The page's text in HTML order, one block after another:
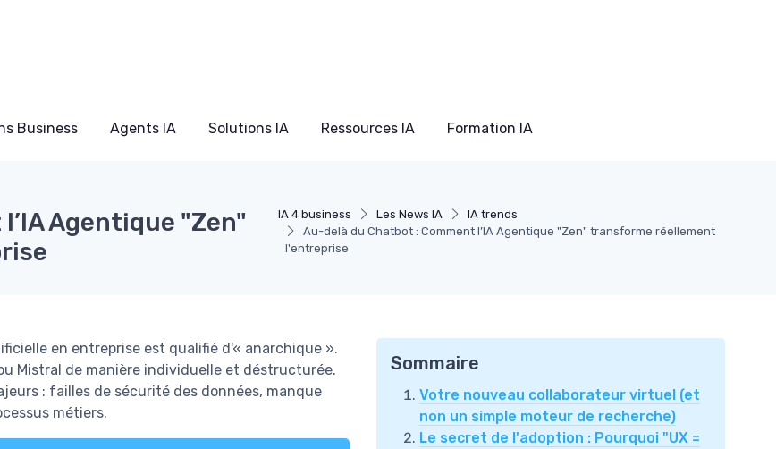
Business Agents IA Solutions IA Ressources IA Formation IA
IA 4 business Les News IA
IA trends
Au-delà du Chatbot : Comment l’IA Agentique "Zen" transforme réellement
l'entreprise
Agentique "Zen"
en entreprise est qualifié d'« anarchique ».
Mistral de manière individuelle et déstructurée.
: failles de sécurité des données, manque
métiers.
Sommaire
Votre nouveau collaborateur virtuel (et
non un simple moteur de recherche)
Le secret de l'adoption : Pourquoi "UX =